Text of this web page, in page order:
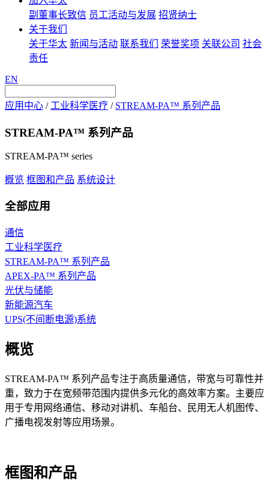
副董事长致信 员工活动与发展 招贤纳士
关于我们
关于华太 新闻与活动 联系我们 荣誉奖项 关联公司 社会
责任
EN
应用中心 / 工业科学医疗 / STREAM-PA™ 系列产品
STREAM-PA™ 系列产品
STREAM-PA™ series
概览 框图和产品 系统设计
全部应用
通信
工业科学医疗
STREAM-PA™ 系列产品
APEX-PA™ 系列产品
光伏与储能
新能源汽车
UPS(不间断电源)系统
概览
STREAM-PA™ 系列产品专注于高质量通信，带宽与可靠性并
重，致力于在宽频带范围内提供多元化的高效率方案。主要应
用于专用网络通信、移动对讲机、车船台、民用无人机图传、
广播电视发射等应用场景。
框图和产品